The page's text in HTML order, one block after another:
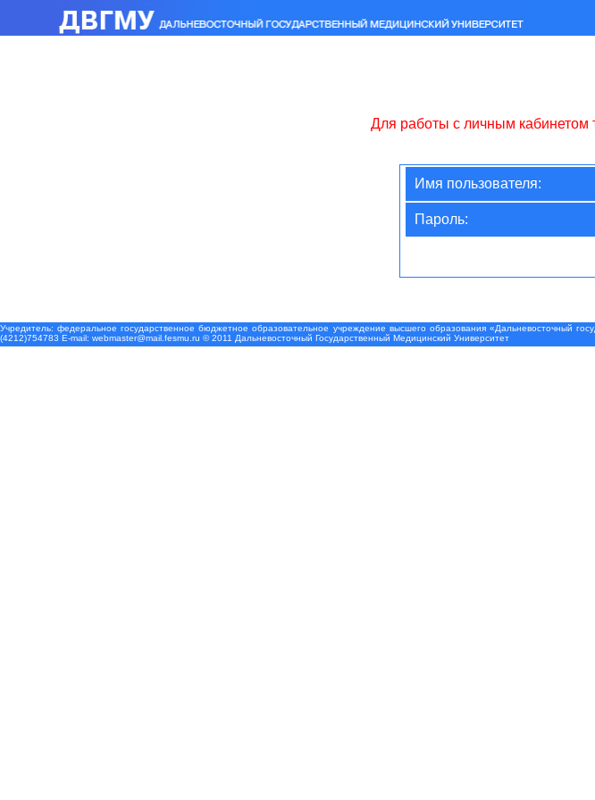
Для работы с личным кабинетом
Имя пользователя:
Пароль:
Учредитель: федеральное государственное бюджетное образовательное учреждение высшего образования «Дальневосточный
(4212)754783 Е-mail: webmaster@mail.fesmu.ru © 2011 Дальневосточный Государственный Медицинский Университет